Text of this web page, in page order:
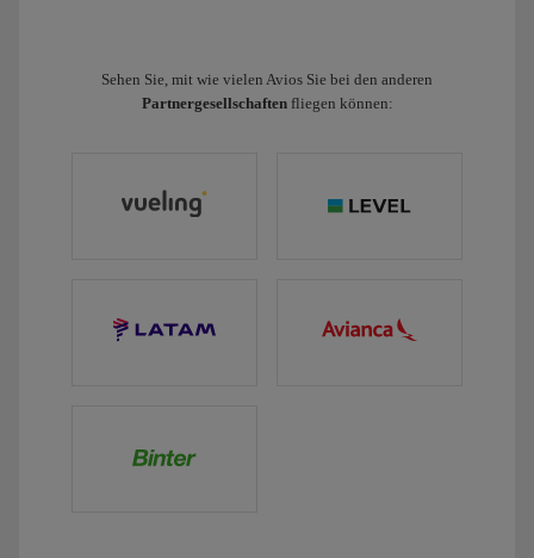
Sehen Sie, mit wie vielen Avios Sie bei den anderen
Partnergesellschaftenfliegen können: